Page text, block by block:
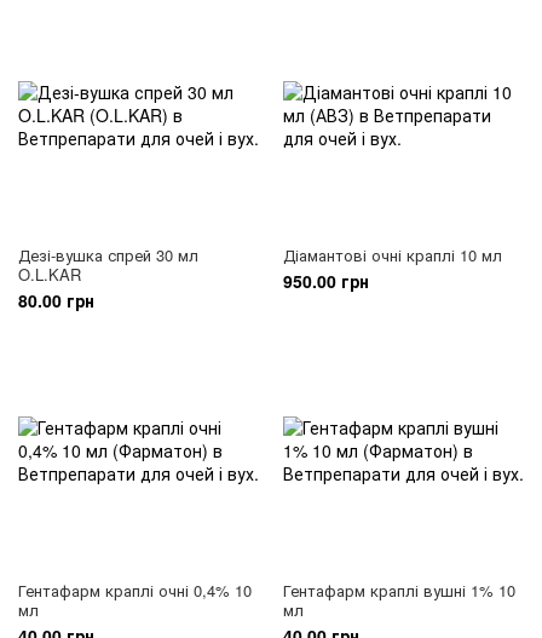
Дезі-вушка спрей 30 мл
O.L.KAR
80.00 грн
Діамантові очні краплі 10 мл
950.00 грн
Гентафарм краплі очні 0,4% 10
мл
Гентафарм краплі вушні 1% 10
мл